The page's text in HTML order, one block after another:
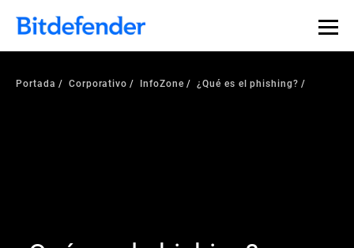
Portada Corporativo InfoZone ¿Qué es el phishing?